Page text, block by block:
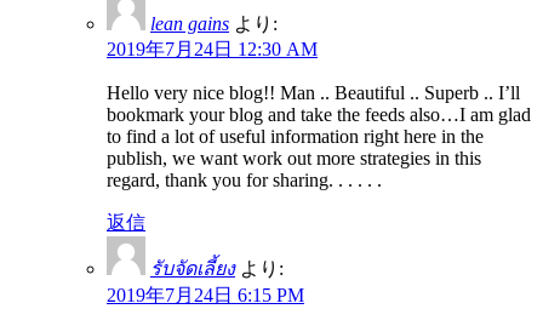
lean gains より:
2019年7月24日 12:30 AM
Hello very nice blog!! Man .. Beautiful .. Superb .. I’ll
bookmark your blog and take the feeds also…I am glad
to find a lot of useful information right here in the
publish, we want work out more strategies in this
regard, thank you for sharing. . . . . .
返信
รับจัดเลี้ยง より:
2019年7月24日 6:15 PM